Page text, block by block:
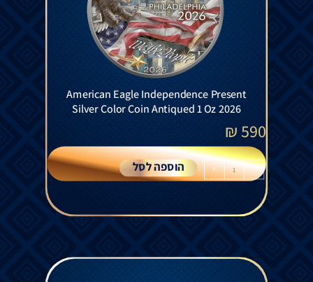
American Eagle Independence Present
Silver Color Coin Antiqued 1 Oz 2026
590
₪
-
+ הוספה לסל